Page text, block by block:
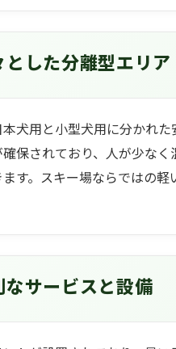
とした分離型エリア
犬用と小型犬用に分かれ
保されており、人が少な
ます。スキー場ならではの
なサービスと設備